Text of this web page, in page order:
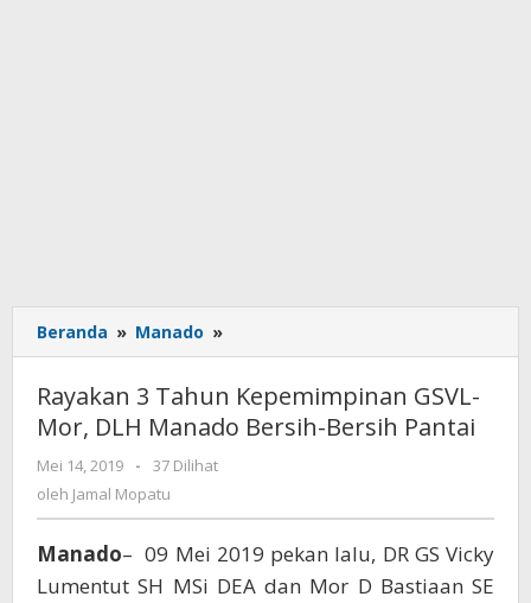
Beranda » Manado »
3
Kepemimpinan
GSVL-
Bersih
Pantai
Rayakan 3 Tahun Kepemimpinan GSVL-
Mor, DLH Manado Bersih-Bersih Pantai
Mei 14, 2019
oleh
Jamal
Mopatu
-
37 Dilihat
oleh Jamal Mopatu
Manado– 09 Mei 2019 pekan lalu, DR GS Vicky
Lumentut SH MSi DEA dan Mor D Bastiaan SE